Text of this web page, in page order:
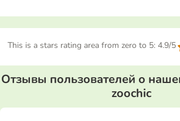
This is a stars rating area from zero to 5: 4.9/5
Отзывы пользователей о
zoochic